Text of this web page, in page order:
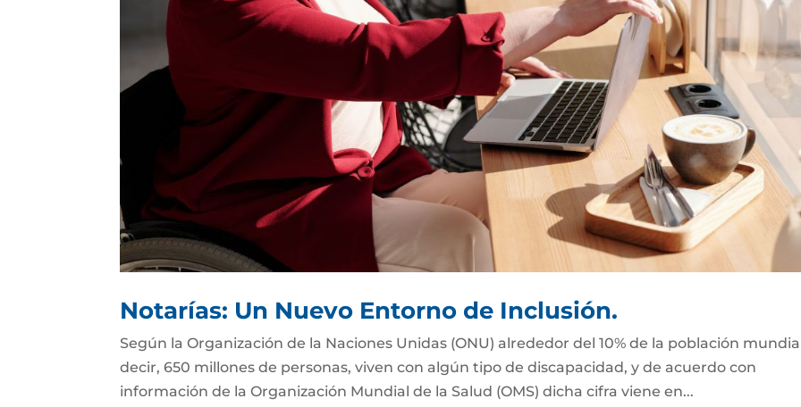
Notarías: Un Nuevo Entorno de Inclusión.
Según la Organización de la Naciones Unidas (ONU) alrededor del 10% de la población
decir, 650 millones de personas, viven con algún tipo de discapacidad, y de acuerdo con
información de la Organización Mundial de la Salud (OMS) dicha cifra viene en...